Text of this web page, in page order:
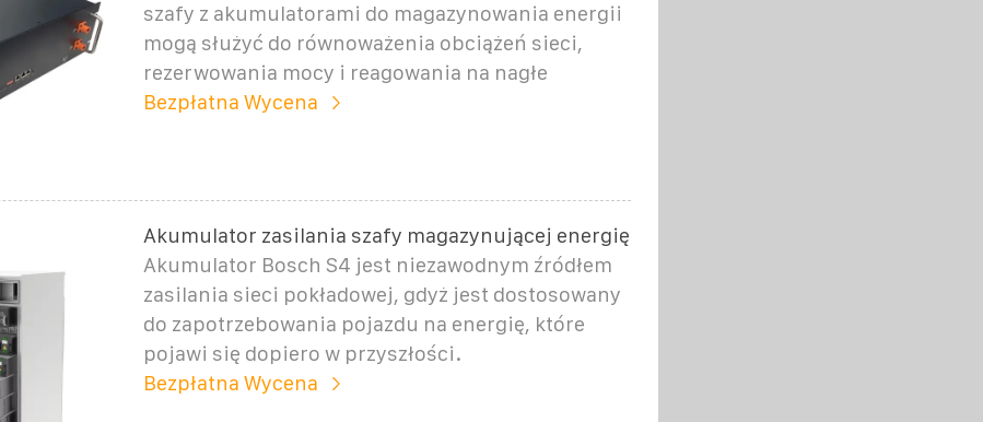
szafy z akumulatorami do magazynowania energii
mogą służyć do równoważenia obciążeń sieci,
rezerwowania mocy i reagowania na nagłe
Bezpłatna Wycena
Akumulator zasilania szafy magazynującej energię
Akumulator Bosch S4 jest niezawodnym źródłem
zasilania sieci pokładowej, gdyż jest dostosowany
do zapotrzebowania pojazdu na energię, które
pojawi się dopiero w przyszłości.
Bezpłatna Wycena